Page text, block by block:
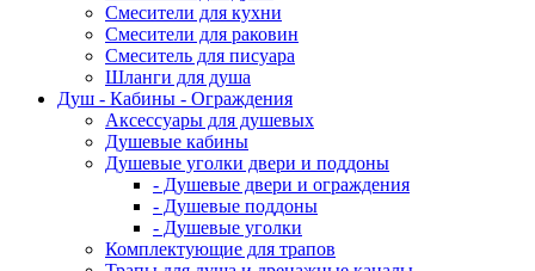
Смесители для кухни
Смесители для раковин
Смеситель для писуара
Шланги для душа
Душ - Кабины - Ограждения
Аксессуары для душевых
Душевые кабины
Душевые уголки двери и поддоны
- Душевые двери и ограждения
- Душевые поддоны
- Душевые уголки
Комплектующие для трапов